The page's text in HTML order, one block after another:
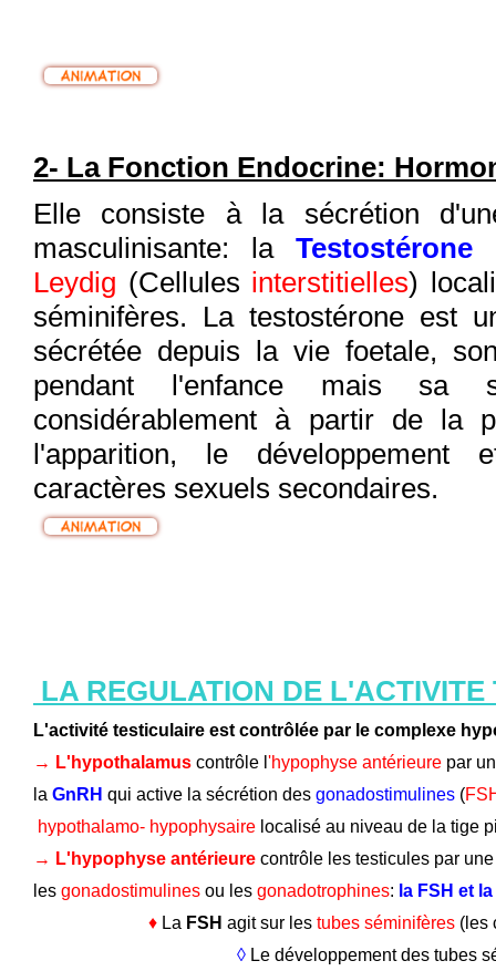
2- La Fonction Endocrine:
Elle consiste à la sécrétion
masculinisante: laTestostérone
Leydig (Cellules interstitielles)
séminifères. La testostérone est
sécrétée depuis la vie foetale,
pendant l'enfance mais sa
considérablement à partir de la
l'apparition, le
caractères sexuels secondaires.
LA REGULATION DE L'ACTIVITE
L'activité testiculaire est contrôlée par le complexe
→ L'hypothalamus contrôle l 'hypophyse antérieure par
la GnRH qui active la sécrétion des gonadostimulines (
hypothalamo- hypophysaire localisé au niveau de la tige
→ L'hypophyse antérieure contrôle les testicules par
les gonadostimulines ou les gonadotrophines: la FSH et
                          ♦
La FSH agit sur les tubes séminifères (les
                                              ◊
Le développement des tubes